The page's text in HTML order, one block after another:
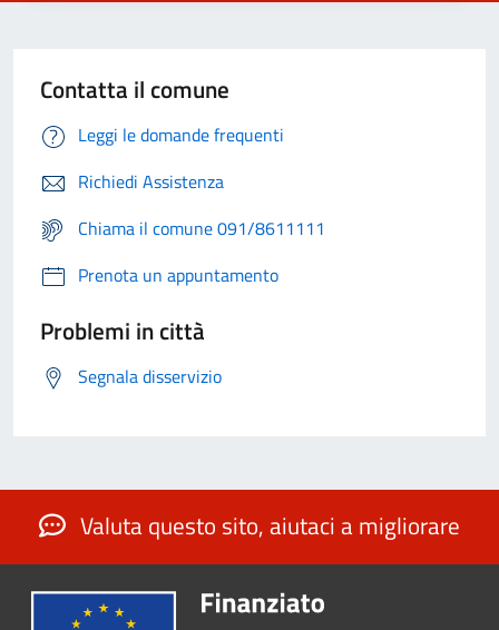
Contatta il comune
Leggi le domande frequenti
Richiedi Assistenza
Chiama il comune 091/8611111
Prenota un appuntamento
Problemi in città
Segnala disservizio
Valuta questo sito, aiutaci a migliorare